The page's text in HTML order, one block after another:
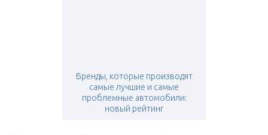
Бренды, которые производят
самые лучшие и самые
проблемные автомобили:
новый рейтинг